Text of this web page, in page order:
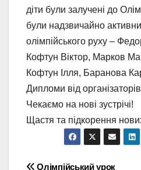
діти були залучені до
були надзвичайно
олімпійського руху –
Кофтун Віктор, Марков
Кофтун Ілля, Баранова
Дипломи від
Чекаємо на нові зустрічі!
Щастя та підкорення
Олімпійський урок